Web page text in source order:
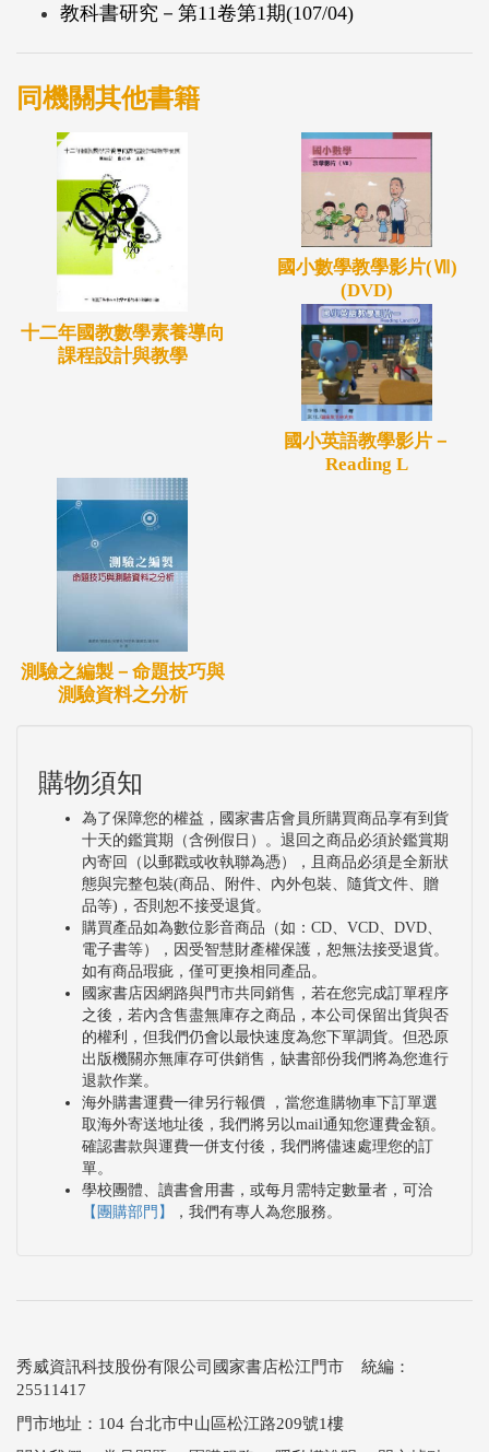
教科書研究－第11卷第1期(107/04)
同機關其他書籍
十二年國教數學素養導向
課程設計與教學
國小數學教學影片(Ⅶ)
(DVD)
國小英語教學影片－
Reading L
測驗之編製－命題技巧與
測驗資料之分析
購物須知
為了保障您的權益，國家書店會員所購買商品享有到貨
十天的鑑賞期（含例假日）。退回之商品必須於鑑賞期
內寄回（以郵戳或收執聯為憑），且商品必須是全新狀
態與完整包裝(商品、附件、內外包裝、隨貨文件、贈
品等)，否則恕不接受退貨。
購買產品如為數位影音商品（如：CD、VCD、DVD、
電子書等），因受智慧財產權保護，恕無法接受退貨。
如有商品瑕疵，僅可更換相同產品。
國家書店因網路與門市共同銷售，若在您完成訂單程序
之後，若內含售盡無庫存之商品，本公司保留出貨與否
的權利，但我們仍會以最快速度為您下單調貨。但恐原
出版機關亦無庫存可供銷售，缺書部份我們將為您進行
退款作業。
海外購書運費一律另行報價 ，當您進購物車下訂單選
取海外寄送地址後，我們將另以mail通知您運費金額。
確認書款與運費一併支付後，我們將儘速處理您的訂
單。
學校團體、讀書會用書，或每月需特定數量者，可洽
【團購部門】
，我們有專人為您服務。
秀威資訊科技股份有限公司國家書店松江門市 統編：
25511417
門市地址：104 台北市中山區松江路209號1樓